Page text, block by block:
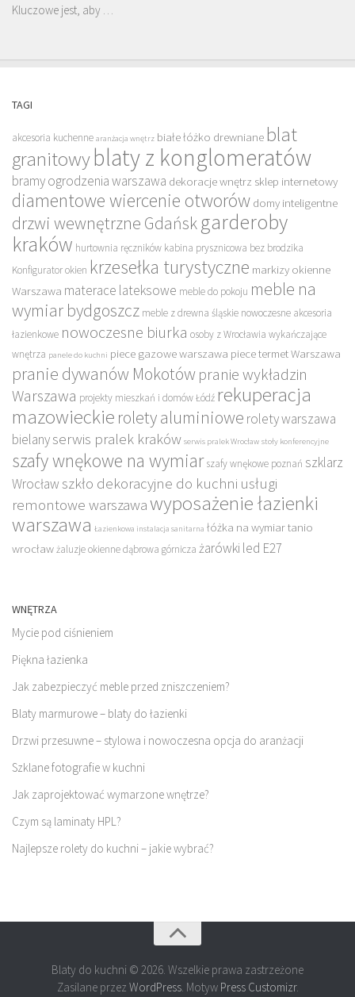
Kluczowe jest, aby …
TAGI
akcesoria kuchenne aranżacja wnętrz białe łóżko drewniane blat
granitowyblaty z konglomeratów
bramy ogrodzenia warszawa dekoracje wnętrz sklep internetowy
diamentowe wiercenie otworów domy inteligentne
drzwi wewnętrzne Gdańsk garderoby
kraków hurtownia ręczników kabina prysznicowa bez brodzika
Konfigurator okien krzesełka turystyczne markizy okienne
Warszawa materace lateksowe meble do pokoju meble na
wymiar bydgoszcz meble z drewna śląskie nowoczesne akcesoria
łazienkowe nowoczesne biurka osoby z Wrocławia wykańczające
wnętrza panele do kuchni piece gazowe warszawa piece termet Warszawa
pranie dywanów Mokotów pranie wykładzin
Warszawa projekty mieszkań i domów Łódź rekuperacja
mazowieckie rolety aluminiowe rolety warszawa
bielanyserwis pralek kraków serwis pralek Wrocław stoły konferencyjne
szafy wnękowe na wymiar szafy wnękowe poznań szklarz
Wrocław szkło dekoracyjne do kuchni usługi
remontowe warszawawyposażenie łazienki
warszawa Łazienkowa instalacja sanitarna łóżka na wymiar tanio
wrocławżaluzje okienne dąbrowa górnicza żarówki led E27
WNĘTRZA
Mycie pod ciśnieniem
Piękna łazienka
Jak zabezpieczyć meble przed zniszczeniem?
Blaty marmurowe – blaty do łazienki
Drzwi przesuwne – stylowa i nowoczesna opcja do aranżacji
Szklane fotografie w kuchni
Jak zaprojektować wymarzone wnętrze?
Czym są laminaty HPL?
Najlepsze rolety do kuchni – jakie wybrać?
Blaty do kuchni © 2026. Wszelkie prawa zastrzeżone
Zasilane przez WordPress. Motyw Press Customizr.